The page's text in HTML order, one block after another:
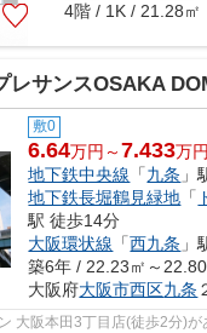
4階 / 1K / 21.28㎡
レサンスOSAKA
敷0
6.64万円～7.433万円
地下鉄中央線 「九条 」
地下鉄長堀鶴見緑地 「
駅 徒歩14分
大阪環状線 「西九条 」
築6年 / 22.23㎡～
大阪府大阪市西区九条
大阪本田3丁目店(徒歩2分)が